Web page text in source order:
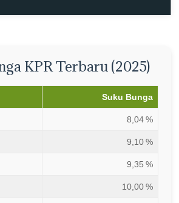
KPR Terbaru (2025)
Suku Bunga
8,04 %
9,10 %
9,35 %
10,00 %